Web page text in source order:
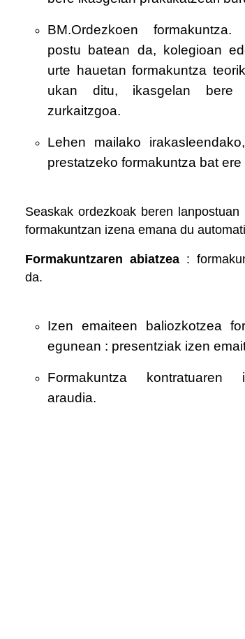
BM.Ordezkoen
postu batean da, kolegioan
urte hauetan formakuntza
ukan ditu, ikasgelan bere
zurkaitzgoa.
Lehen mailako
prestatzeko formakuntza bat
Seaskak ordezkoak beren
formakuntzan izena emana du
Formakuntzaren abiatzea:
da.
Izen emaiteen baliozkotzea
egunean : presentziak izen
Formakuntza kontratuaren
araudia.